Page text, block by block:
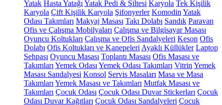
Yatak Hasta Yatağı Yatak Pedi & Şiltesi Karyola Tek Kişilik
Karyola Çift Kişilik Karyola Şifonyerler Komodin Yatak
Odası Takımları Makyaj Masası Takı Dolabı Sandık Paravan
Ofis ve Çalışma Mobilyaları Çalışma ve Bilgisayar Masası
Oyuncu Koltukları Çalışma ve Ofis Sandalyeleri Keson Ofis
Dolabı Ofis Koltukları ve Kanepeleri Ayaklı Küllükler Laptop
Sehpası Oyuncu Masası Toplantı Masası Ofis Masası ve
Takımları Yemek Odası Yemek Odası Takımları Vitrin Yemek
Masası Sandalyesi Konsol Servis Masaları Masa ve Masa
Takımları Yemek Masası ve Takımları Mutfak Masası ve
Takımları Çocuk Odası Çocuk Odası Duvar Stickerları Çocuk
Odası Duvar Kağıtları Çocuk Odası Sandalyeleri Çocuk